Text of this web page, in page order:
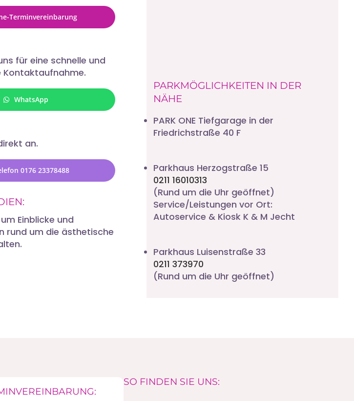
Terminvereinbarung
für eine schnelle und
Kontaktaufnahme.
WhatsApp
an.
0176 23378488
Einblicke und
rund um die ästhetische
PARKMÖGLICHKEITEN IN DER
NÄHE
PARK ONE Tiefgarage in der
Friedrichstraße 40 F
Parkhaus Herzogstraße 15
0211 16010313
(Rund um die Uhr geöffnet)
Service/Leistungen vor Ort:
Autoservice & Kiosk K & M Jecht
Parkhaus Luisenstraße 33
0211 373970
(Rund um die Uhr geöffnet)
SO FINDEN SIE UNS: